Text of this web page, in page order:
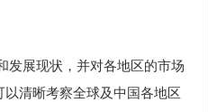
发展现状，并对各地区的市场
清晰考察全球及中国各地区